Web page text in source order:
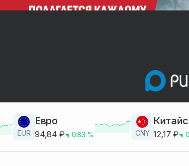
EUR
Евро
94,84 ₽ 0.83 % CNY 12,17 ₽